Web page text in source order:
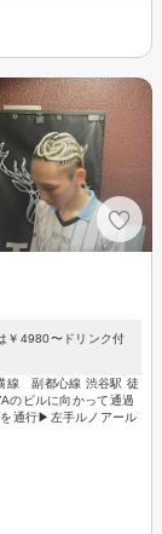
￥4980〜ドリンク付
線 副都心線 渋谷駅 徒
のビルに向かって通過
通行▶︎左手ルノアール